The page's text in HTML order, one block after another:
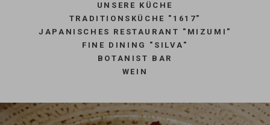
UNSERE KÜCHE
TRADITIONSKÜCHE "1617"
JAPANISCHES RESTAURANT "MIZUMI"
FINE DINING "SILVA"
BOTANIST BAR
WEIN